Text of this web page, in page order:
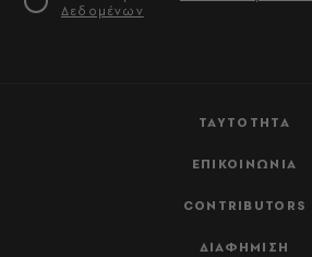
ΤΑΥΤΟΤΗΤΑ
ΕΠΙΚΟΙΝΩΝΙΑ
CONTRIBUTORS
ΔΙΑΦΗΜΙΣΗ
Δεδομένων